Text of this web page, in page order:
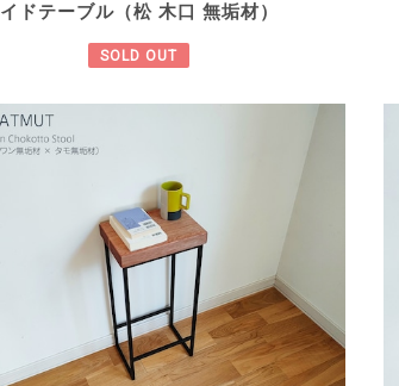
イドテーブル（松 木口 無垢材）
SOLD OUT